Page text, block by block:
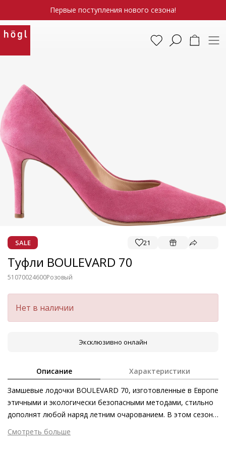
Первые поступления нового сезона!
SALE 21
Туфли BOULEVARD 70
51070024600Розовый
Нет в наличии
Эксклюзивно онлайн
Описание Характеристики
Замшевые лодочки BOULEVARD 70, изготовленные в Европе
этичными и экологически безопасными методами, стильно
дополнят любой наряд летним очарованием. В этом сезоне
широкая цветовая палитра представляет особенный
интерес – она варьируется от мягких пастельных оттенков
Смотреть больше